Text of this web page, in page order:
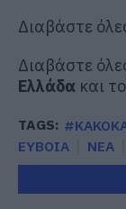
Διαβάστε
Διαβάστε
Ελλάδα και
TAGS:
ΕΥΒΟΙΑ
ΝΕΑ